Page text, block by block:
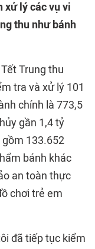
xử lý các vụ vi
thu như bánh
Trung thu
tra và xử lý 101
chính là 773,5
gần 1,4 tỷ
133.652
bánh khác
an toàn thực
chơi trẻ em
đã tiếp tục kiểm